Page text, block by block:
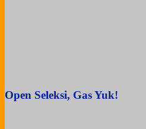
Open Seleksi, Gas Yuk!